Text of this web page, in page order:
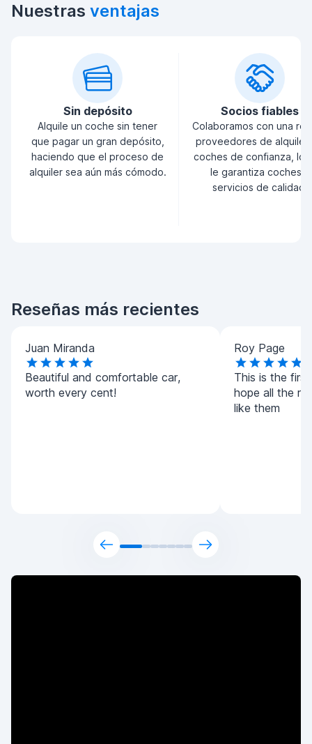
Nuestras ventajas
Sin depósito
Alquile un coche sin tener
que pagar un gran depósito,
haciendo que el proceso de
alquiler sea aún más cómodo.
Socios fiables
Colaboramos con una
proveedores de alquiler
coches de confianza, lo
le garantiza coches y
servicios de calidad.
Reseñas más recientes
Juan Miranda
Beautiful and comfortable car,
worth every cent!
Roy Page
This is the
hope all the
like them